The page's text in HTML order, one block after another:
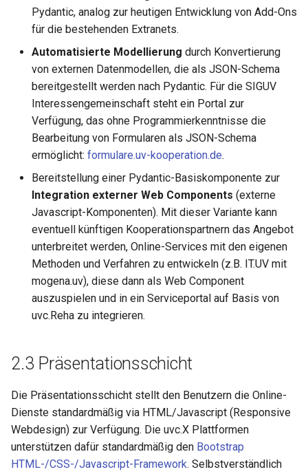
Pydantic, analog zur heutigen Entwicklung von Add-Ons
für die bestehenden Extranets.
Automatisierte Modellierung durch Konvertierung
von externen Datenmodellen, die als JSON-Schema
bereitgestellt werden nach Pydantic. Für die SIGUV
Interessengemeinschaft steht ein Portal zur
Verfügung, das ohne Programmierkenntnisse die
Bearbeitung von Formularen als JSON-Schema
ermöglicht: formulare.uv-kooperation.de.
Bereitstellung einer Pydantic-Basiskomponente zur
Integration externer Web Components (externe
Javascript-Komponenten). Mit dieser Variante kann
eventuell künftigen Kooperationspartnern das Angebot
unterbreitet werden, Online-Services mit den eigenen
Methoden und Verfahren zu entwickeln (z.B. IT.UV mit
mogena.uv), diese dann als Web Component
auszuspielen und in ein Serviceportal auf Basis von
uvc.Reha zu integrieren.
2.3 Präsentationsschicht
Die Präsentationsschicht stellt den Benutzern die Online-
Dienste standardmäßig via HTML/Javascript (Responsive
Webdesign) zur Verfügung. Die uvc.X Plattformen
unterstützen dafür standardmäßig den Bootstrap
HTML-/CSS-/Javascript-Framework. Selbstverständlich